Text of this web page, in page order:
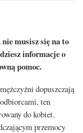
musisz się na to
informacje o
pomoc.
dopuszczają
ten
do kobiet.
przemocy